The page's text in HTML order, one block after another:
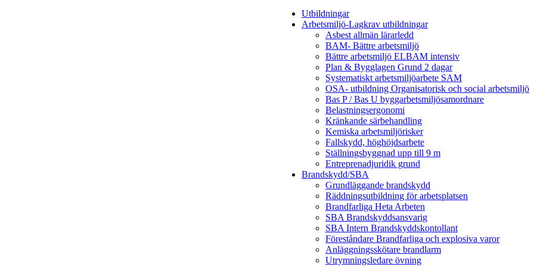
Utbildningar
Arbetsmiljö-Lagkrav utbildningar
Asbest allmän lärarledd
BAM- Bättre arbetsmiljö
Bättre arbetsmiljö ELBAM intensiv
Plan & Bygglagen Grund 2 dagar
Systematiskt arbetsmiljöarbete SAM
OSA- utbildning Organisatorisk och social arbetsmiljö
Bas P / Bas U byggarbetsmiljösamordnare
Belastningsergonomi
Kränkande särbehandling
Kemiska arbetsmiljörisker
Fallskydd, höghöjdsarbete
Ställningsbyggnad upp till 9 m
Entreprenadjuridik grund
Brandskydd/SBA
Grundläggande brandskydd
Räddningsutbildning för arbetsplatsen
Brandfarliga Heta Arbeten
SBA Brandskyddsansvarig
SBA Intern Brandskyddskontollant
Föreståndare Brandfarliga och explosiva varor
Anläggningsskötare brandlarm
Utrymningsledare övning